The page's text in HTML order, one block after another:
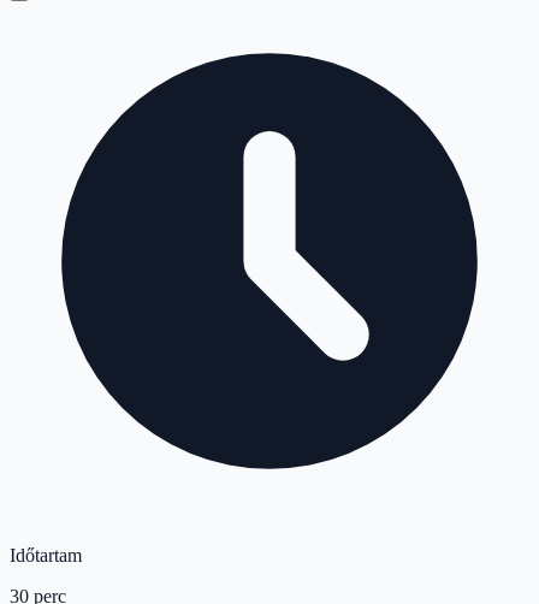
Időtartam
30 perc